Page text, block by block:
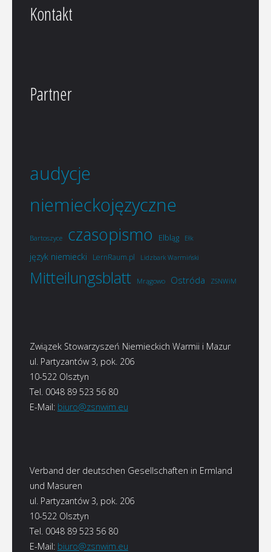
Kontakt
Partner
audycje
niemieckojęzyczne
Bartoszyce czasopismo Elbląg Ełk
język niemiecki LernRaum.pl Lidzbark Warmiński
Mitteilungsblatt Mrągowo Ostróda ZSNWiM
Związek Stowarzyszeń Niemieckich Warmii i Mazur
ul. Partyzantów 3, pok. 206
10-522 Olsztyn
Tel. 0048 89 523 56 80
E-Mail: biuro@zsnwim.eu
Verband der deutschen Gesellschaften in Ermland
und Masuren
ul. Partyzantów 3, pok. 206
10-522 Olsztyn
Tel. 0048 89 523 56 80
E-Mail: biuro@zsnwim.eu